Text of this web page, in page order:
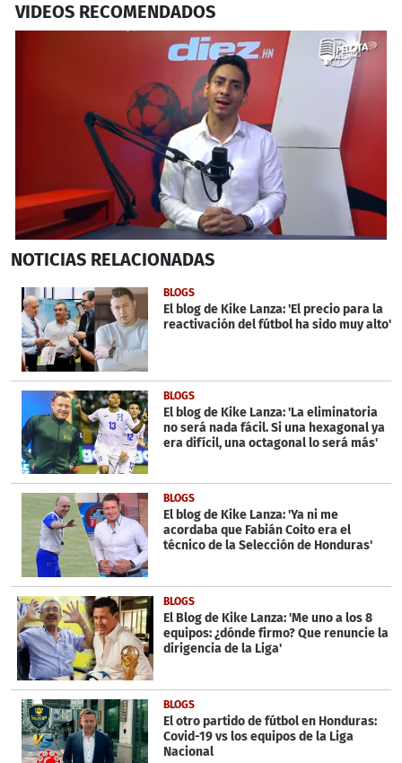
VIDEOS RECOMENDADOS
seconds
7
minutes,
45
seconds
NOTICIAS RELACIONADAS
BLOGS
El blog de Kike Lanza: 'El precio para la
reactivación del fútbol ha sido muy alto'
BLOGS
El blog de Kike Lanza: 'La eliminatoria
no será nada fácil. Si una hexagonal ya
era difícil, una octagonal lo será más'
BLOGS
El blog de Kike Lanza: 'Ya ni me
acordaba que Fabián Coito era el
técnico de la Selección de Honduras'
BLOGS
El Blog de Kike Lanza: 'Me uno a los 8
equipos: ¿dónde firmo? Que renuncie la
dirigencia de la Liga'
BLOGS
El otro partido de fútbol en Honduras:
Covid-19 vs los equipos de la Liga
Nacional